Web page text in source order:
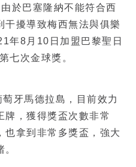
於巴塞隆納不能符合西
干擾導致梅西無法與俱樂
年8月10日加盟巴黎聖日
七次金球獎。
牙馬德拉島，目前效力
牌，獲得獎盃次數非常
也拿到非常多獎盃，強大